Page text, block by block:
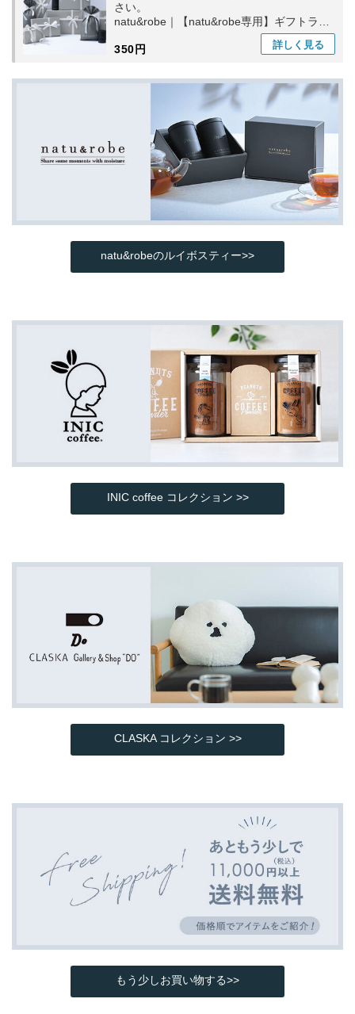
さい。
natu&robe｜【natu&robe専用】ギフトラッ
350円
詳しく 見る
natu&robeのルイボスティー>>
INIC coffee コレクション >>
CLASKA コレクション >>
もう少しお買い物する>>